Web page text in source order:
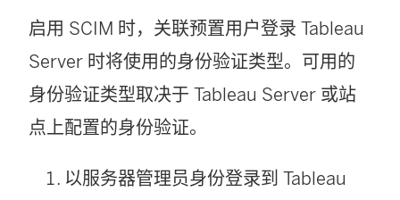
启用 SCIM 时，关联预置用户登录 Tableau
Server 时将使用的身份验证类型。可用的
身份验证类型取决于 Tableau Server 或站
点上配置的身份验证。
以服务器管理员身份登录到 Tableau